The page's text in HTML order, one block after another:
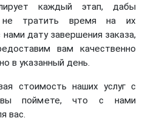
каждый этап, дабы
тратить время на их
нами дату завершения заказа,
вам качественно
в указанный день.
стоимость наших услуг с
вы поймете, что с нами
вас.